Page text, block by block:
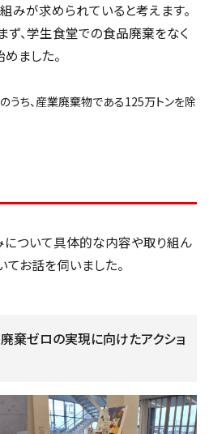
みが求められていると考えます。
ず、学生食堂での食品廃棄をなく
ました。
ち、産業廃棄物である125万トンを除
について具体的な内容や取り組ん
お話を伺いました。
棄ゼロの実現に向けたアクショ